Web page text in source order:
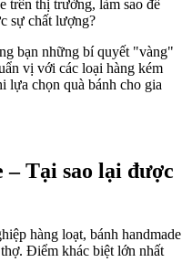
trên thị trường, làm sao để
sự chất lượng?
bạn những bí quyết "vàng"
vị với các loại hàng kém
lựa chọn quà bánh cho gia
– Tại sao lại được
hàng loạt, bánh handmade
Điểm khác biệt lớn nhất